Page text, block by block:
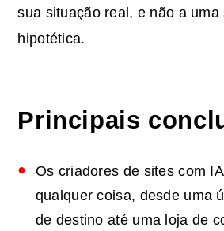
sua situação real, e não a uma
hipotética.
Principais
Os criadores de sites com
qualquer coisa, desde uma
de destino até uma loja de